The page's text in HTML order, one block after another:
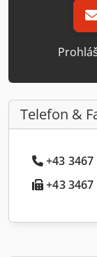
Telefon &
+43
+43